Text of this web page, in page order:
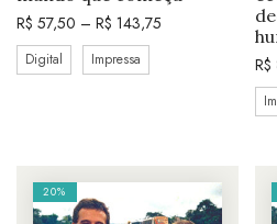
R$ 57,50 – R$ 143,75
Digital Impressa
R$
20%